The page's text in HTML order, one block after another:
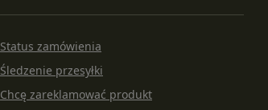
Status zamówienia
Śledzenie przesyłki
Chcę zareklamować produkt